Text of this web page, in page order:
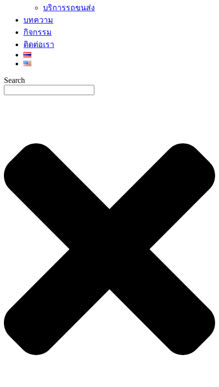
บริการรถขนส่ง
บทความ
กิจกรรม
ติดต่อเรา
Search